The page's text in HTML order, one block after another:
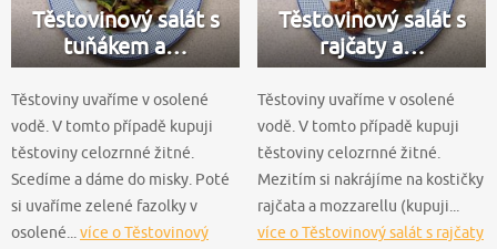
Těstovinový salát s
tuňákem a…
Těstoviny uvaříme v osolené
vodě. V tomto případě kupuji
těstoviny celozrnné žitné.
Scedíme a dáme do misky. Poté
si uvaříme zelené fazolky v
osolené... více o Těstovinový
Těstovinový salát s
rajčaty a…
Těstoviny uvaříme v osolené
vodě. V tomto případě kupuji
těstoviny celozrnné žitné.
Mezitím si nakrájíme na kostičky
rajčata a mozzarellu (kupuji...
více o Těstovinový salát s rajčaty